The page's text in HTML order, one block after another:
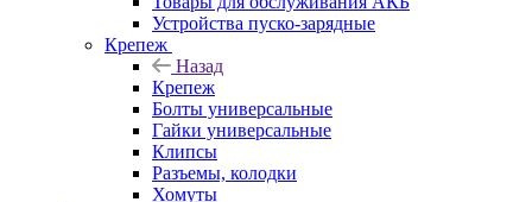
Устройства пуско-зарядные
Крепеж
Назад
Крепеж
Болты универсальные
Гайки универсальные
Клипсы
Разъемы, колодки
Хомуты